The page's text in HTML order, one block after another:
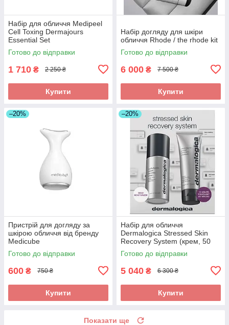
Набір для обличчя Medipeel
Cell Toxing Dermajours
Essential Set
Готово до відправки
1 710 ₴ 2 250 ₴
Купити
Набір догляду для шкіри
обличчя Rhode / the rhode kit
Готово до відправки
6 000 ₴ 7 500 ₴
Купити
–20%
Пристрій для догляду за
шкірою обличчя від бренду
Medicube
Готово до відправки
600 ₴ 750 ₴
Купити
–20%
Набір для обличчя
Dermalogica Stressed Skin
Recovery System (крем, 50
мл + маска, 75 мл)
Готово до відправки
5 040 ₴ 6 300 ₴
Купити
Показати ще